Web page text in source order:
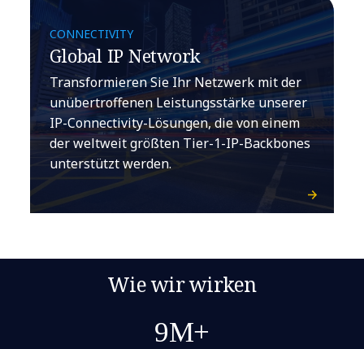
CONNECTIVITY
Global IP Network
Transformieren Sie Ihr Netzwerk mit der
unübertroffenen Leistungsstärke unserer
IP-Connectivity-Lösungen, die von einem
der weltweit größten Tier-1-IP-Backbones
unterstützt werden.
Wie wir wirken
9M+